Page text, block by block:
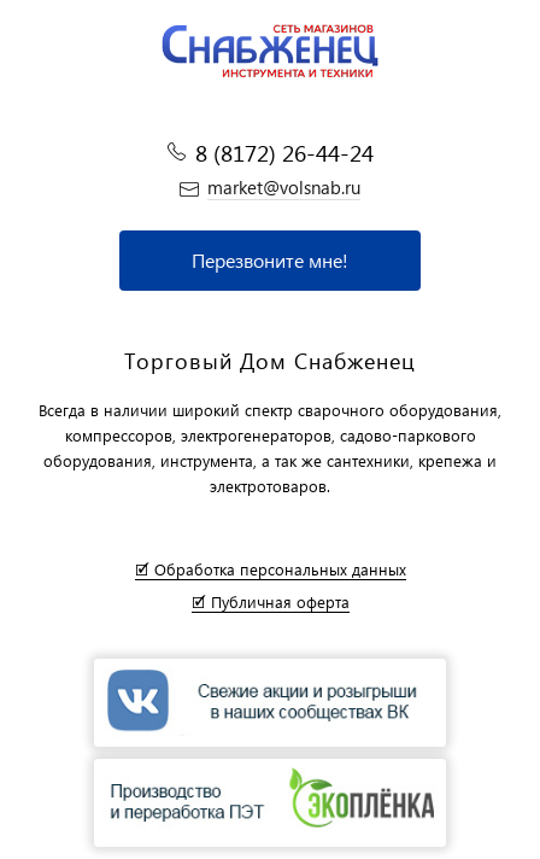
8 (8172) 26-44-24
market@volsnab.ru
Перезвоните мне!
Торговый Дом Снабженец
Всегда в наличии широкий спектр сварочного оборудования,
компрессоров, электрогенераторов, садово-паркового
оборудования, инструмента, а так же сантехники, крепежа и
электротоваров.
🗹 Обработка персональных данных
🗹 Публичная оферта